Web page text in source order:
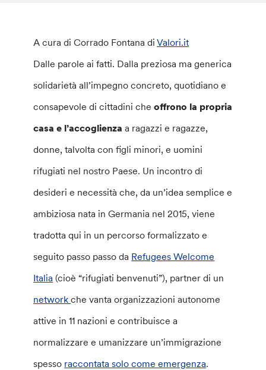
A cura di Corrado Fontana diValori.it
Dalle parole ai fatti. Dalla preziosa ma generica
solidarietà all’impegno concreto, quotidiano e
consapevole di cittadini cheoffrono la propria
casa e l’accoglienza a ragazzi e ragazze,
donne, talvolta con figli minori, e uomini
rifugiati nel nostro Paese. Un incontro di
desideri e necessità che, da un’idea semplice e
ambiziosa nata in Germania nel 2015, viene
tradotta qui in un percorso formalizzato e
seguito passo passo da Refugees Welcome
Italia (cioè “rifugiati benvenuti”), partner di un
networkche vanta organizzazioni autonome
attive in 11 nazioni e contribuisce a
normalizzare e umanizzare un’immigrazione
spesso raccontata solo come emergenza.